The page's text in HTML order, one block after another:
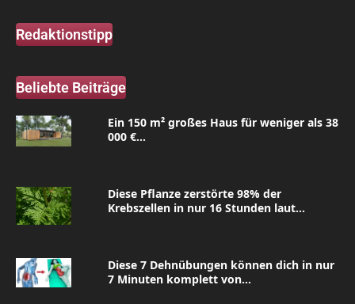
Redaktionstipp
Beliebte Beiträge
Ein 150 m² großes Haus für weniger als 38
000 €...
Diese Pflanze zerstörte 98% der
Krebszellen in nur 16 Stunden laut...
Diese 7 Dehnübungen können dich in nur
7 Minuten komplett von...